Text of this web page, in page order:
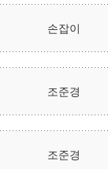
손잡이
조준경
조준경